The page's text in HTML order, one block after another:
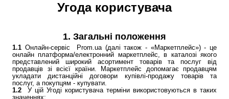
Угода користувача
1. Загальні положення
1.1 Онлайн-сервіс Prom.ua (далі також - «Маркетплейс») - це
онлайн платформа/електронний маркетплейс, в каталозі якого
представлений широкий асортимент товарів та послуг від
продавців зі всієї країни. Маркетплейс допомагає продавцям
укладати дистанційні договори купівлі-продажу товарів та
послуг, а покупцям - купувати.
1.2 У цій Угоді користувача терміни використовуються в таких
значеннях: